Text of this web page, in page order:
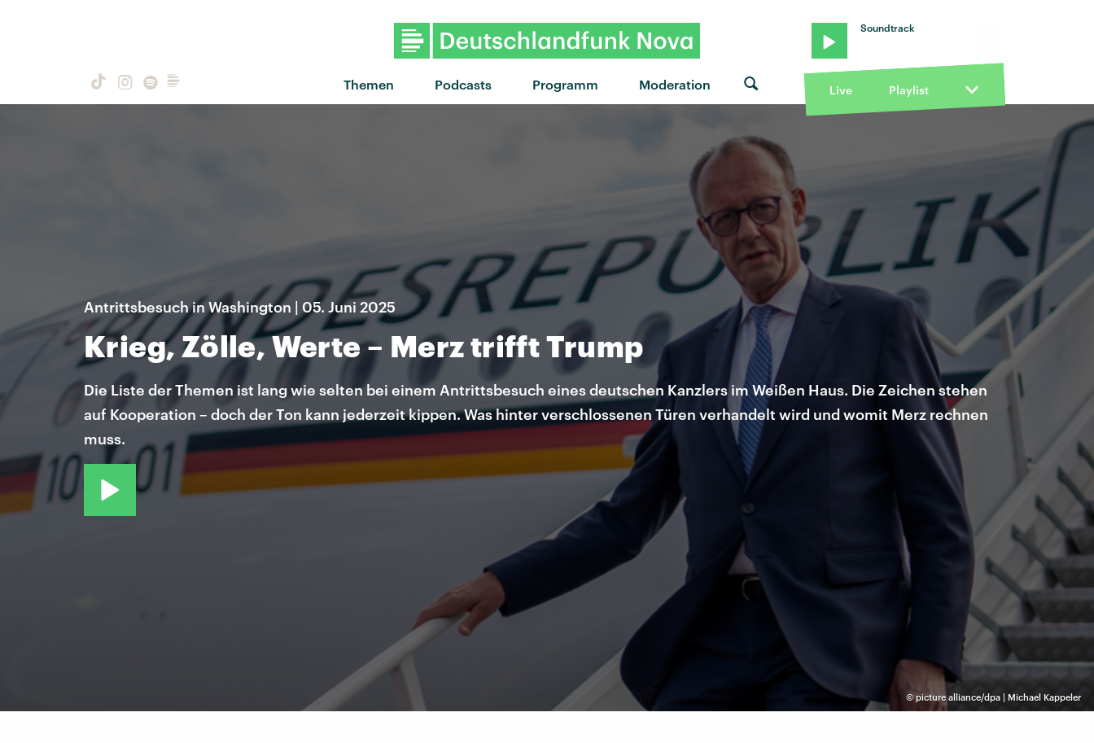
Themen Podcasts Programm Moderation
Soundtrack
Live Playlist
©picture alliance/dpa | Michael Kappeler
Antrittsbesuch in Washington | 05. Juni 2025
Krieg, Zölle, Werte – Merz trifft Trump
Die Liste der Themen ist lang wie selten bei einem Antrittsbesuch eines deutschen Kanzlers im Weißen Haus. Die Zeichen stehen
auf Kooperation – doch der Ton kann jederzeit kippen. Was hinter verschlossenen Türen verhandelt wird und womit Merz rechnen
muss.